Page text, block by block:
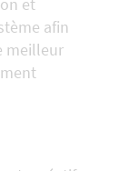
afin
meilleur